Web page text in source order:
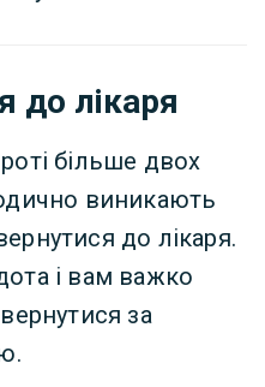
до лікаря
більше двох
виникають
до лікаря.
і вам важко
за